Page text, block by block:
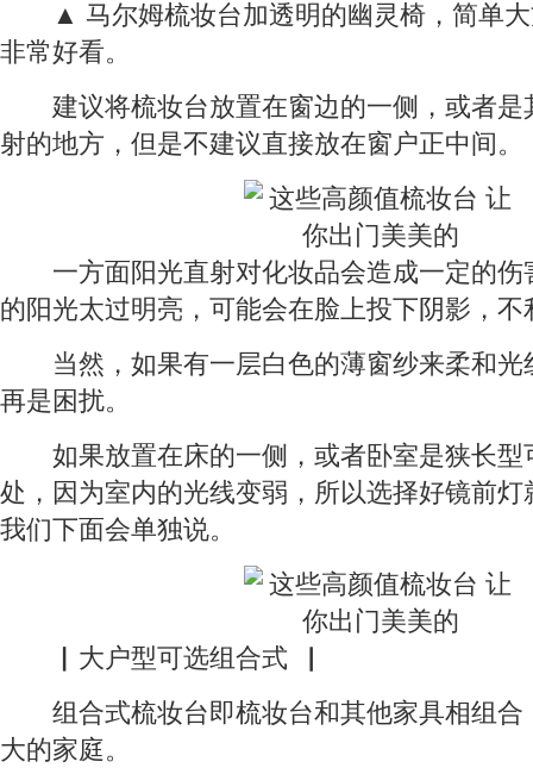
▲ 马尔姆梳妆台加透明的幽灵椅，简单大
非常好看。
建议将梳妆台放置在窗边的一侧，或者是
射的地方，但是不建议直接放在窗户正中间。
一方面阳光直射对化妆品会造成一定的伤
的阳光太过明亮，可能会在脸上投下阴影，不
当然，如果有一层白色的薄窗纱来柔和光
再是困扰。
如果放置在床的一侧，或者卧室是狭长型
处，因为室内的光线变弱，所以选择好镜前
我们下面会单独说。
▏大户型可选组合式▕
组合式梳妆台即梳妆台和其他家具相组合
大的家庭。